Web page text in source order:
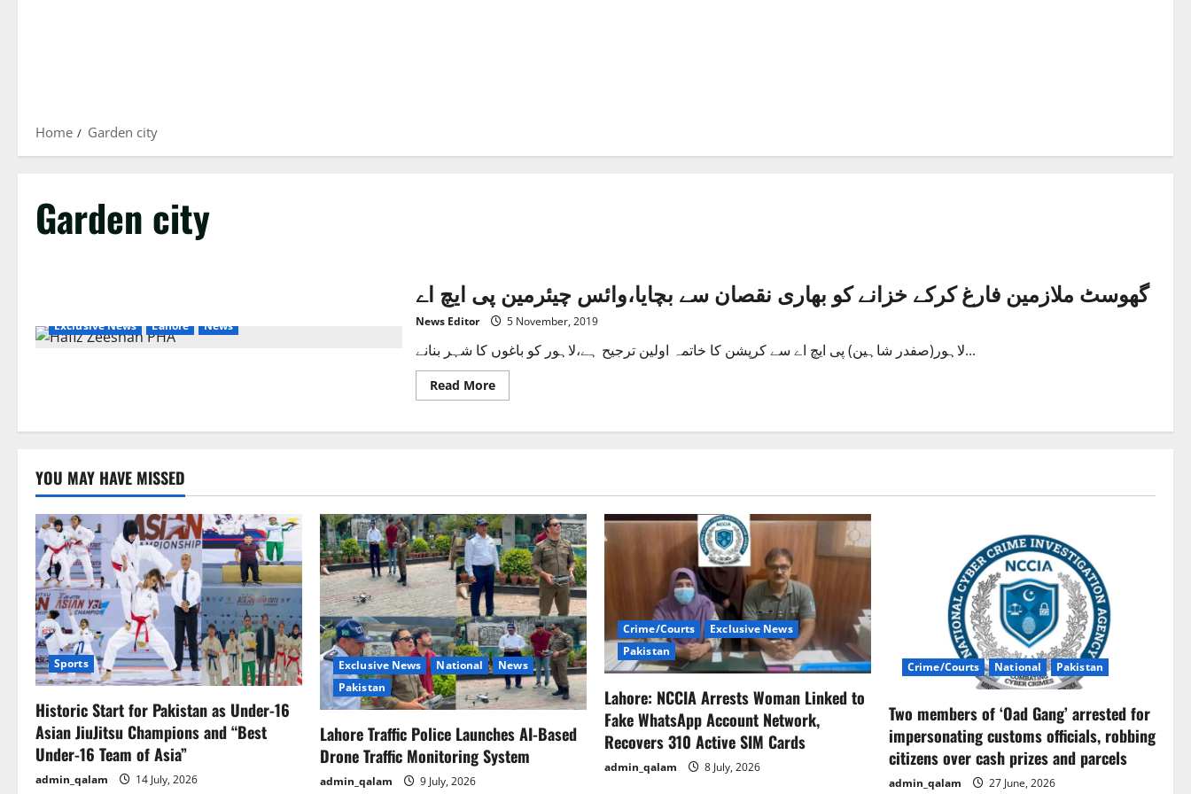
Home Garden city
Garden city
Exclusive News Lahore News
گھوسٹ ملازمین فارغ کرکے خزانے کو بھاری نقصان سے بچایا،وائس چیئرمین پی ایچ اے
News Editor 5 November, 2019
لاہور(صفدر شاہین) پی ایچ اے سے کرپشن کا خاتمہ اولین ترجیح ہے،لاہور کو باغوں کا شہر بنانے...
Read MoreRead
more
ملازمین
بھاری
سے
بچایا،وائس
چیئرمین
پی
ایچ
اے
YOU MAY HAVE MISSED
Sports
Historic Start for Pakistan as Under-16
Asian JiuJitsu Champions and “Best
Under-16 Team of Asia”
admin_qalam 14 July, 2026
Exclusive News National
News
Pakistan
Lahore Traffic Police Launches AI-Based
Drone Traffic Monitoring System
admin_qalam 9 July, 2026
Crime/Courts
Exclusive News
Pakistan
Lahore: NCCIA Arrests Woman Linked to
Fake WhatsApp Account Network,
Recovers 310 Active SIM Cards
admin_qalam 8 July, 2026
Crime/Courts National Pakistan
Two members of ‘Oad Gang’ arrested for
impersonating customs officials, robbing
citizens over cash prizes and parcels
admin_qalam 27 June, 2026